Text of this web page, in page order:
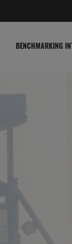
BENCHMARKING